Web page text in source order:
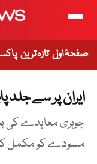
صفحۂ اول تازہ ترین
ایران پر سے جلد
جوہری معاہدے کی
مسودے کو مکمل